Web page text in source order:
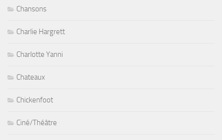
Chansons
Charlie Hargrett
Charlotte Yanni
Chateaux
Chickenfoot
Ciné/Théâtre